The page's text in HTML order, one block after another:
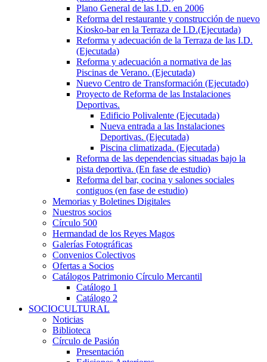
Plano General de las I.D. en 2006
Reforma del restaurante y construcción de nuevo
Kiosko-bar en la Terraza de I.D.(Ejecutada)
Reforma y adecuación de la Terraza de las I.D.
(Ejecutada)
Reforma y adecuación a normativa de las
Piscinas de Verano. (Ejecutada)
Nuevo Centro de Transformación (Ejecutado)
Proyecto de Reforma de las Instalaciones
Deportivas.
Edificio Polivalente (Ejecutada)
Nueva entrada a las Instalaciones
Deportivas. (Ejecutada)
Piscina climatizada. (Ejecutada)
Reforma de las dependencias situadas bajo la
pista deportiva. (En fase de estudio)
Reforma del bar, cocina y salones sociales
contiguos (en fase de estudio)
Memorias y Boletines Digitales
Nuestros socios
Círculo 500
Hermandad de los Reyes Magos
Galerías Fotográficas
Convenios Colectivos
Ofertas a Socios
Catálogos Patrimonio Círculo Mercantil
Catálogo 1
Catálogo 2
SOCIOCULTURAL
Noticias
Biblioteca
Círculo de Pasión
Presentación